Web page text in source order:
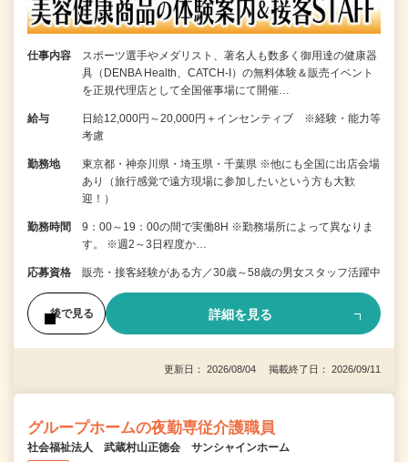
仕事内容
スポーツ選手やメダリスト、著名人も数多く御用達の健康器
具（DENBA Health、CATCH-I）の無料体験＆販売イベント
を正規代理店として全国催事場にて開催…
給与
日給12,000円～20,000円＋インセンティブ ※経験・能力等
考慮
勤務地
東京都・神奈川県・埼玉県・千葉県 ※他にも全国に出店会場
あり（旅行感覚で遠方現場に参加したいという方も大歓
迎！）
勤務時間
9：00～19：00の間で実働8H ※勤務場所によって異なりま
す。 ※週2～3日程度か…
応募資格 販売・接客経験がある方／30歳～58歳の男女スタッフ活躍中
後で見る 詳細を見る
更新日： 2026/08/04 掲載終了日： 2026/09/11
グループホームの夜勤専従介護職員
社会福祉法人 武蔵村山正徳会 サンシャインホーム